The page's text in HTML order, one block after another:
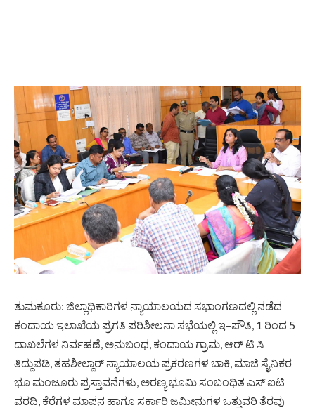
ತುಮಕೂರು: ಜಿಲ್ಲಾಧಿಕಾರಿಗಳ ನ್ಯಾಯಾಲಯದ ಸಭಾಂಗಣದಲ್ಲಿ ನಡೆದ
ಕಂದಾಯ ಇಲಾಖೆಯ ಪ್ರಗತಿ ಪರಿಶೀಲನಾ ಸಭೆಯಲ್ಲಿ ಇ–ಪೌತಿ, 1 ರಿಂದ 5
ದಾಖಲೆಗಳ ನಿರ್ವಹಣೆ, ಅನುಬಂಧ, ಕಂದಾಯ ಗ್ರಾಮ, ಆರ್ ಟಿ ಸಿ
ತಿದ್ದುಪಡಿ, ತಹಶೀಲ್ದಾರ್ ನ್ಯಾಯಾಲಯ ಪ್ರಕರಣಗಳ ಬಾಕಿ, ಮಾಜಿ ಸೈನಿಕರ
ಭೂ ಮಂಜೂರು ಪ್ರಸ್ತಾವನೆಗಳು, ಅರಣ್ಯ ಭೂಮಿ ಸಂಬಂಧಿತ ಎಸ್ ಐಟಿ
ವರದಿ, ಕೆರೆಗಳ ಮಾಪನ ಹಾಗೂ ಸರ್ಕಾರಿ ಜಮೀನುಗಳ ಒತ್ತುವರಿ ತೆರವು